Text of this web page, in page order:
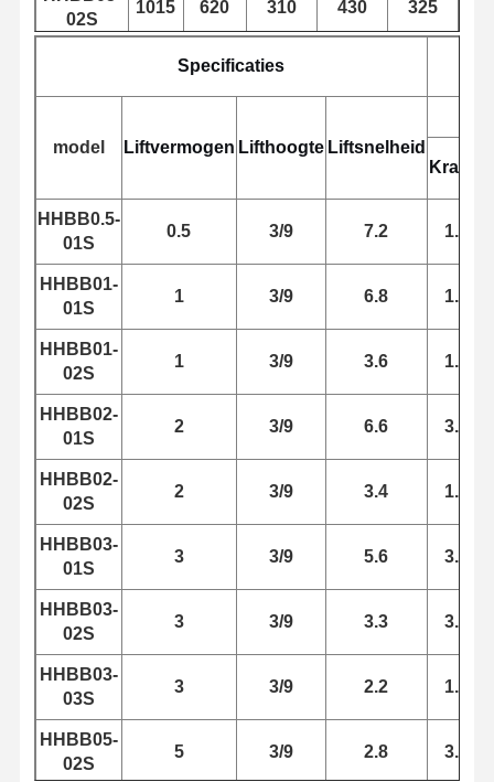
Grepen
Motor- en remversnellingen
Hijsen
Lifttoestellen
Aanhangsels voor kranen
02S
1015 620 310 430 325
Specificaties
model Liftvermogen Lifthoogte Liftsnelheid
Kracht
HHBB0.5-
01S
0.5 3/9 7.2 1.1
HHBB01-
01S
1 3/9 6.8 1.5
HHBB01-
02S
1 3/9 3.6 1.1
HHBB02-
01S
2 3/9 6.6 3.0
HHBB02-
02S
2 3/9 3.4 1.5
HHBB03-
01S
3 3/9 5.6 3.0
HHBB03-
02S
3 3/9 3.3 3.0
HHBB03-
03S
3 3/9 2.2 1.5
HHBB05-
02S
5 3/9 2.8 3.0